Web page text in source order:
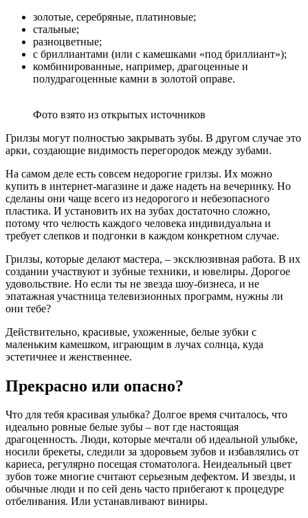
золотые, серебряные, платиновые;
стальные;
разноцветные;
с бриллиантами (или с камешками «под бриллиант»);
комбинированные, например, драгоценные и
полудрагоценные камни в золотой оправе.
Фото взято из открытых источников
Грилзы могут полностью закрывать зубы. В другом случае это
арки, создающие видимость перегородок между зубами.
На самом деле есть совсем недорогие грилзы. Их можно
купить в интернет-магазине и даже надеть на вечеринку. Но
сделаны они чаще всего из недорогого и небезопасного
пластика. И установить их на зубах достаточно сложно,
потому что челюсть каждого человека индивидуальна и
требует слепков и подгонки в каждом конкретном случае.
Грилзы, которые делают мастера, – эксклюзивная работа. В их
создании участвуют и зубные техники, и ювелиры. Дорогое
удовольствие. Но если ты не звезда шоу-бизнеса, и не
эпатажная участница телевизионных программ, нужны ли
они тебе?
Действительно, красивые, ухоженные, белые зубки с
маленьким камешком, играющим в лучах солнца, куда
эстетичнее и женственнее.
Прекрасно или опасно?
Что для тебя красивая улыбка? Долгое время считалось, что
идеально ровные белые зубы – вот где настоящая
драгоценность. Люди, которые мечтали об идеальной улыбке,
носили брекеты, следили за здоровьем зубов и избавлялись от
кариеса, регулярно посещая стоматолога. Неидеальный цвет
зубов тоже многие считают серьезным дефектом. И звезды, и
обычные люди и по сей день часто прибегают к процедуре
отбеливания. Или устанавливают виниры.